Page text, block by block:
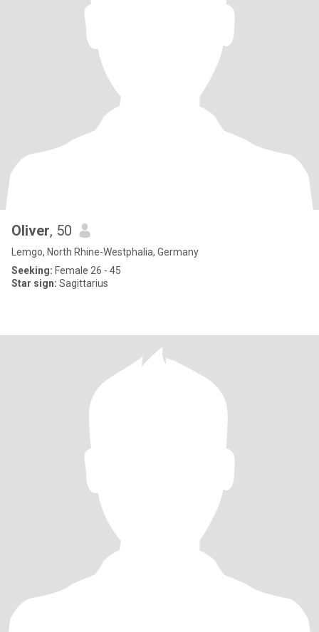
Oliver, 50
Lemgo, North Rhine-Westphalia, Germany
Seeking: Female 26 - 45
Star sign: Sagittarius